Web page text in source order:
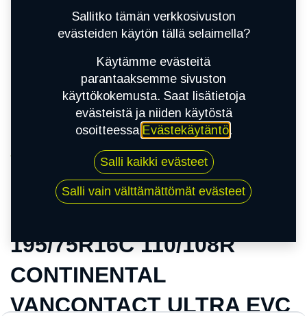
195/75R16C 110/108R CONTINENTAL
VANCONTACT ULTRA EVC
195/75R16C 110/108R
CONTINENTAL
VANCONTACT ULTRA EVC
Sallitko tämän verkkosivuston
evästeiden käytön tällä selaimella?
Käytämme evästeitä
parantaaksemme sivuston
käyttökokemusta. Saat lisätietoja
evästeistä ja niiden käytöstä
osoitteessa Evästekäytäntö.
Salli kaikki evästeet
Salli vain välttämättömät evästeet